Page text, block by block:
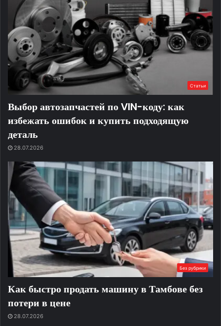
Статьи
Выбор автозапчастей по VIN-коду: как
избежать ошибок и купить подходящую
деталь
28.07.2026
Без рубрики
Как быстро продать машину в Тамбове без
потери в цене
28.07.2026